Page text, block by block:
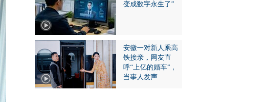
变成数字永生了”
安徽一对新人乘高
铁接亲，网友直
呼“上亿的婚车”，
当事人发声